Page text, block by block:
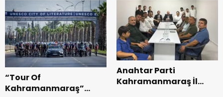
Vatandaşlarla
Buluştu.
“Tour Of
Kahramanmaraş”
Anahtar Parti
Kahramanmaraş İl